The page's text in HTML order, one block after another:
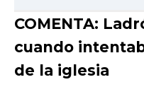
COMENTA:
cuando
de la iglesia